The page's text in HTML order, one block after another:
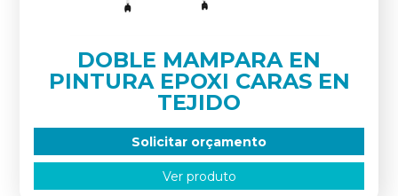
DOBLE MAMPARA EN
PINTURA EPOXI CARAS EN
TEJIDO
Solicitar orçamento
Ver produto